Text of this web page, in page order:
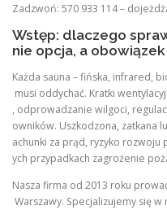
Zadzwoń: 570 933 114 –
Wstęp: dlaczego
nie opcja, a obowiązek
Każda sauna – fińska, infrared,
musi oddychać. Kratki
, odprowadzanie wilgoci,
owników. Uszkodzona, zatkana
achunki za prąd, ryzyko
ych przypadkach zagrożenie
Nasza firma od 2013 roku
Warszawy. Specjalizujemy się